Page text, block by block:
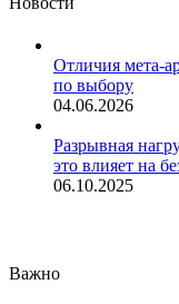
Отличия мета-
по выбору
04.06.2026
Разрывная
это влияет на
06.10.2025
Важно